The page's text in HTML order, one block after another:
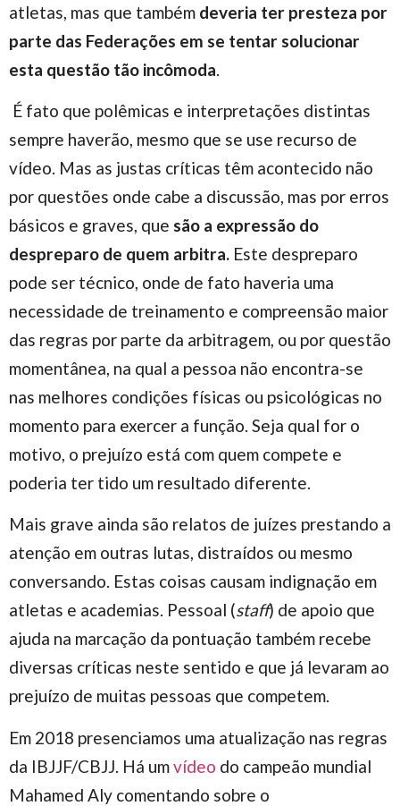
atletas, mas que também deveria ter presteza por
parte das Federações em se tentar solucionar
esta questão tão incômoda
É fato que polêmicas e interpretações distintas
sempre haverão, mesmo que se use recurso de
vídeo. Mas as justas críticas têm acontecido não
por questões onde cabe a discussão, mas por erros
básicos e graves, que são a expressão do
despreparo de quem arbitra. Este despreparo
pode ser técnico, onde de fato haveria uma
necessidade de treinamento e compreensão maior
das regras por parte da arbitragem, ou por questão
momentânea, na qual a pessoa não encontra-se
nas melhores condições físicas ou psicológicas no
momento para exercer a função. Seja qual for o
motivo, o prejuízo está com quem compete e
poderia ter tido um resultado diferente.
Mais grave ainda são relatos de juízes prestando a
atenção em outras lutas, distraídos ou mesmo
conversando. Estas coisas causam indignação em
atletas e academias. Pessoal (staff) de apoio que
ajuda na marcação da pontuação também recebe
diversas críticas neste sentido e que já levaram ao
prejuízo de muitas pessoas que competem.
Em 2018 presenciamos uma atualização nas regras
da IBJJF/CBJJ. Há umvídeo do campeão mundial
Mahamed Aly comentando sobre o